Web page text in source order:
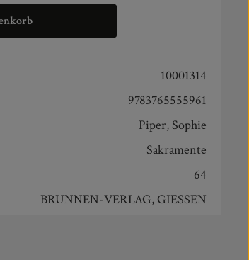
10001314
9783765555961
Piper, Sophie
Sakramente
64
BRUNNEN-VERLAG, GIESSEN